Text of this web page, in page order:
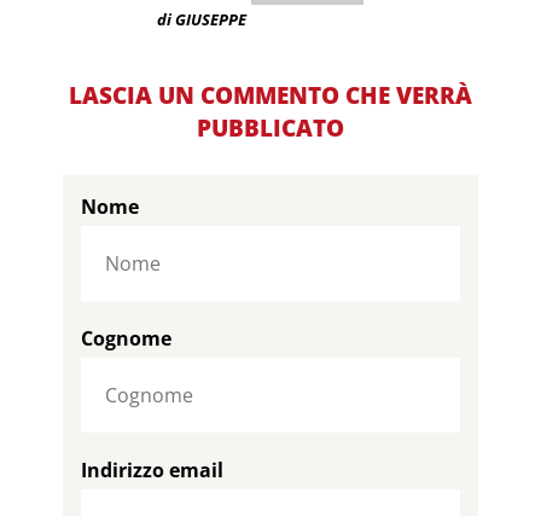
di GIUSEPPE
LASCIA UN COMMENTO CHE VERRÀ
PUBBLICATO
Nome
Cognome
Indirizzo email